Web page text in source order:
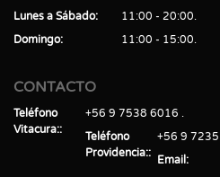
Lunes a Sábado
11:00 - 20:00
Domingo
11:00 - 15:00
CONTACTO
Teléfono
Vitacura:
+56 9 7538 6016
Teléfono
Providencia:
+56 9
Email